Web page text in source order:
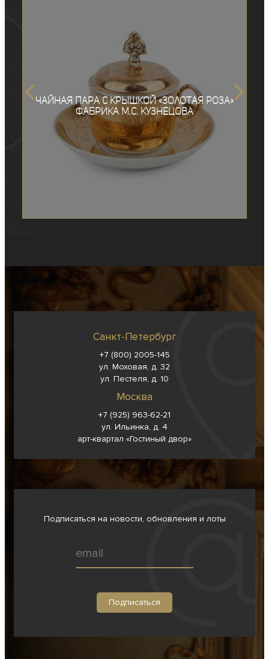
Чайная пара с крышкой «Золотая роза»
фабрика М.С. Кузнецова
Санкт-Петербург
+7 (800) 2005-145
ул. Моховая, д. 32
ул. Пестеля, д. 10
Москва
+7 (925) 963-62-21
ул. Ильинка, д. 4
арт-квартал «Гостиный двор»
Подписаться на новости, обновления и лоты